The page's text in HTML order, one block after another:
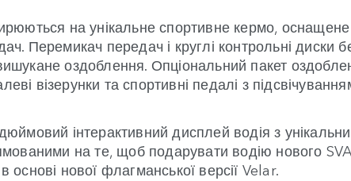
на унікальне спортивне кермо,
Перемикач передач і круглі контрольні диски
оздоблення. Опціональний пакет
візерунки та спортивні педалі з
інтерактивний дисплей водія з
на те, щоб подарувати водію нового
нової флагманської версії Velar.